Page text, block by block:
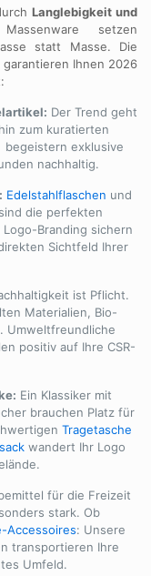
Langlebigkeit und
setzen
statt Masse. Die
garantieren Ihnen 2026
Der Trend geht
zum kuratierten
exklusive
nachhaltig.
Edelstahlflaschen und
die perfekten
Branding sichern
Sichtfeld Ihrer
ist Pflicht.
Materialien, Bio-
Umweltfreundliche
positiv auf Ihre CSR-
Ein Klassiker mit
brauchen Platz für
Tragetasche
wandert Ihr Logo
für die Freizeit
stark. Ob
Accessoires: Unsere
transportieren Ihre
Umfeld.